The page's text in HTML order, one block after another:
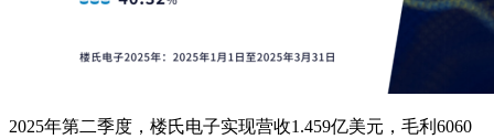
2025年第二季度，楼氏电子实现营收1.459亿美元，毛利6060